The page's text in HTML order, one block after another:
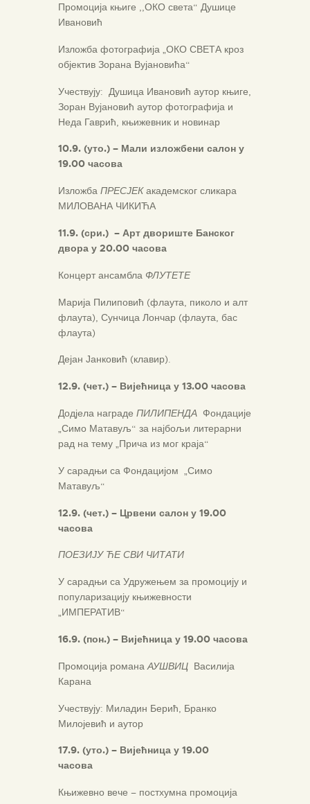
Промоција књиге ,,ОКО света“ Душице
Ивановић
Изложба фотографија „ОКО СВЕТА кроз
објектив Зорана Вујановића“
Учествују: Душица Ивановић аутор књиге,
Зоран Вујановић аутор фотографија и
Неда Гаврић, књижевник и новинар
10.9. (уто.) – Мали изложбени салон у
19.00 часова
Изложба ПРЕСЈЕКакадемског сликара
МИЛОВАНА ЧИКИЋА
11.9. (сри.) – Арт двориште Банског
двора у 20.00 часова
Концерт ансамбла ФЛУТЕТЕ
Марија Пилиповић (флаута, пиколо и алт
флаута), Сунчица Лончар (флаута, бас
флаута)
Дејан Јанковић (клавир).
12.9. (чет.) – Вијећница у 13.00 часова
Додјела награде ПИЛИПЕНДА Фондације
„Симо Матавуљ“ за најбољи литерарни
рад на тему „Прича из мог краја“
У сарадњи са Фондацијом „Симо
Матавуљ“
12.9. (чет.) – Црвени салон у 19.00
часова
ПОЕЗИЈУ ЋЕ СВИ ЧИТАТИ
У сарадњи са Удружењем за промоцију и
популаризацију књижевности
„ИМПЕРАТИВ“
16.9. (пон.) – Вијећница у 19.00 часова
Промоција романаАУШВИЦ Василија
Карана
Учествују: Миладин Берић, Бранко
Милојевић и аутор
17.9. (уто.) – Вијећница у 19.00
часова
Књижевно вече – постхумна промоција